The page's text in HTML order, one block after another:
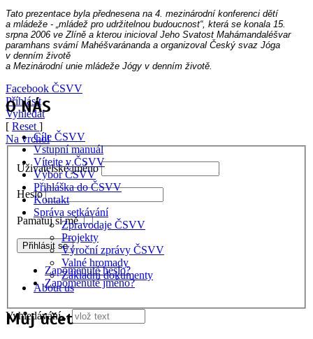
Tato prezentace byla přednesena na 4. mezinárodní konferenci dětí
a mládeže - „mládež pro udržitelnou budoucnost“, která se konala 15.
srpna 2006 ve Zlíně a kterou inicioval Jeho Svatost Mahámandaléšvar
paramhans svámí Mahéšvaránanda a organizoval Český svaz Jóga
v denním životě
a Mezinárodní unie mládeže Jógy v denním životě.
O NÁS
Cíle ČSVV
Vstupní manuál
Vítejte v ČSVV
Výbor ČSVV
Přihláška do ČSVV
Kontakt
Správa setkávání
Zpravodaje ČSVV
Projekty
Výroční zprávy ČSVV
Valné hromady
Základní dokumenty
About us
Můj účet
Facebook ČSVV
Příhlásit
Vyhledat
[ Reset ]
Na vrchol
Uživatelské jméno
Heslo
Pamatuj si mě
Zapomenuté heslo?
Zapomenuté jméno?
Vyhledávání...